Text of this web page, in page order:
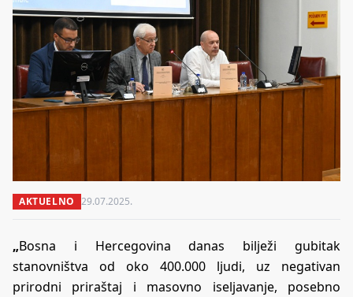
AKTUELNO 29.07.2025.
„Bosna i Hercegovina danas bilježi gubitak
stanovništva od oko 400.000 ljudi, uz negativan
prirodni priraštaj i masovno iseljavanje, posebno